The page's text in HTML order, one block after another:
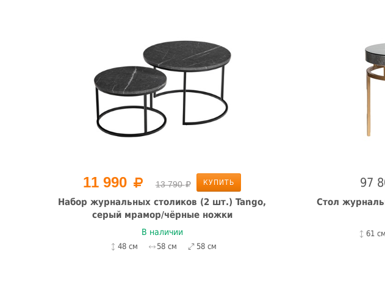
11 990 13 790 КУПИТЬ
Набор журнальных столиков (2 шт.) Tango,
серый мрамор/чёрные ножки
В наличии
48 см 58 см 58 см
97
Стол
61 см